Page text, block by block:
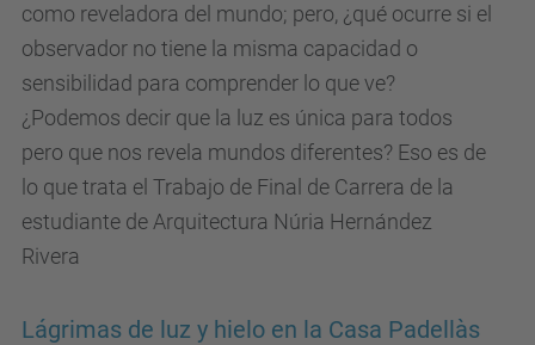
como reveladora del mundo; pero, ¿qué ocurre si el
observador no tiene la misma capacidad o
sensibilidad para comprender lo que ve?
¿Podemos decir que la luz es única para todos
pero que nos revela mundos diferentes? Eso es de
lo que trata el Trabajo de Final de Carrera de la
estudiante de Arquitectura Núria Hernández
Rivera
Lágrimas de luz y hielo en la Casa Padellàs